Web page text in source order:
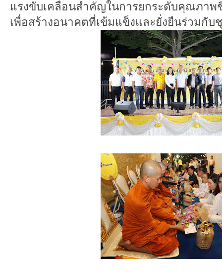
แรงขับเคลื่อนสำคัญในการยกระดับคุณภาพ
เพื่อสร้างอนาคตที่เข้มแข็งและยั่งยืนร่วมกับ